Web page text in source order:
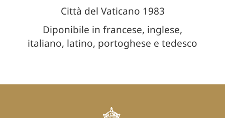
Città del Vaticano 1983
Diponibile in francese, inglese,
italiano, latino, portoghese e tedesco